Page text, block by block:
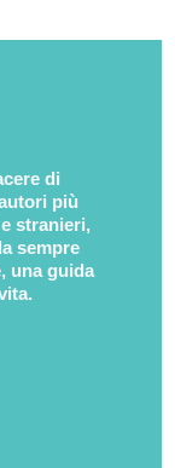
di
più
stranieri,
sempre
una guida